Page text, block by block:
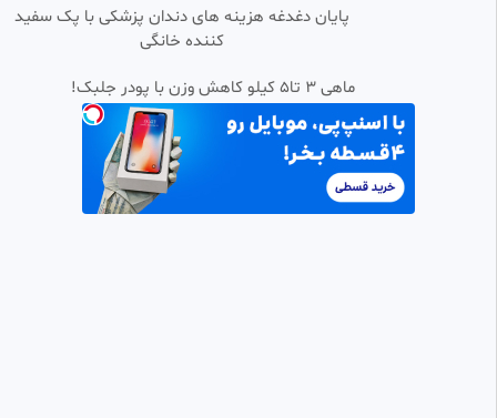
0:00:27
کلیپ خنده دار | کلیپ طنز | کلیپ
فان | طنز | خنده ۴۰۱
1.21k بازدید • 8 ماه پیش
0:00:10
کلیپ طنز ویدیو فان کلیپ کمدی
خنده دار بگذره غار ع
پایان دغدغه هزینه های دندان پزشکی با پک سفید
کننده خانگی
ماهی 3 تا5 کیلو کاهش وزن با پودر جلبک!